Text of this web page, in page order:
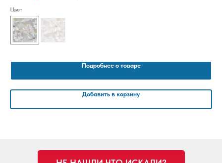
Цвет
Подробнее о товаре
Добавить в корзину